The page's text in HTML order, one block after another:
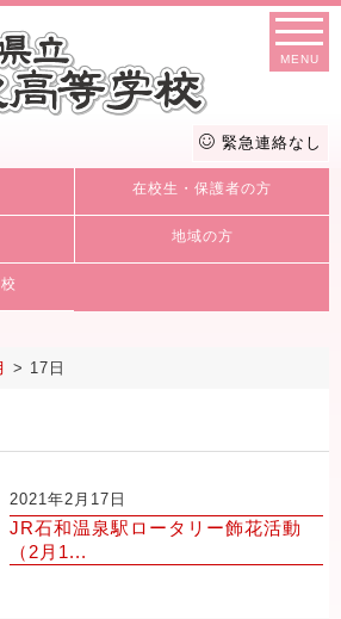
MENU
緊急連絡なし
在校生・保護者の方
地域の方
> 17日
2021年2月17日
JR石和温泉駅ロータリー飾花活動
（2月1...